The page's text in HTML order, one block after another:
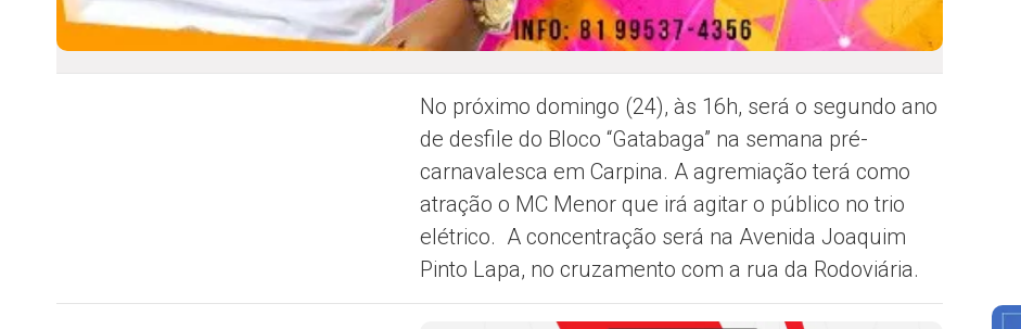
No próximo domingo (24), às 16h, será o segundo ano
de desfile do Bloco “Gatabaga” na semana pré-
carnavalesca em Carpina. A agremiação terá como
atração o MC Menor que irá agitar o público no trio
elétrico. A concentração será na Avenida Joaquim
Pinto Lapa, no cruzamento com a rua da Rodoviária.